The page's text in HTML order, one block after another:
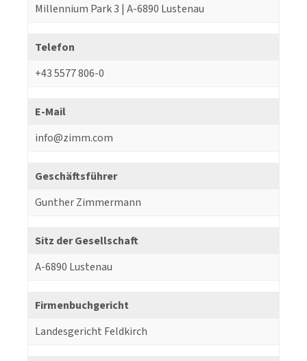
Millennium Park 3 | A-6890 Lustenau
Telefon
+43 5577 806-0
E-Mail
info@zimm.com
Geschäftsführer
Gunther Zimmermann
Sitz der Gesellschaft
A-6890 Lustenau
Firmenbuchgericht
Landesgericht Feldkirch